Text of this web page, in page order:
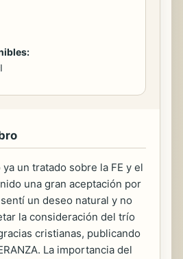
un tratado sobre la FE y el
una gran aceptación por
un deseo natural y no
la consideración del trío
cristianas, publicando
La importancia del